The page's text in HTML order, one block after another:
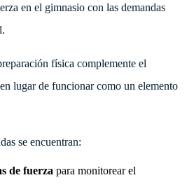
en el gimnasio con las demandas
física complemente el
lugar de funcionar como un elemento
se encuentran:
de fuerza para monitorear el